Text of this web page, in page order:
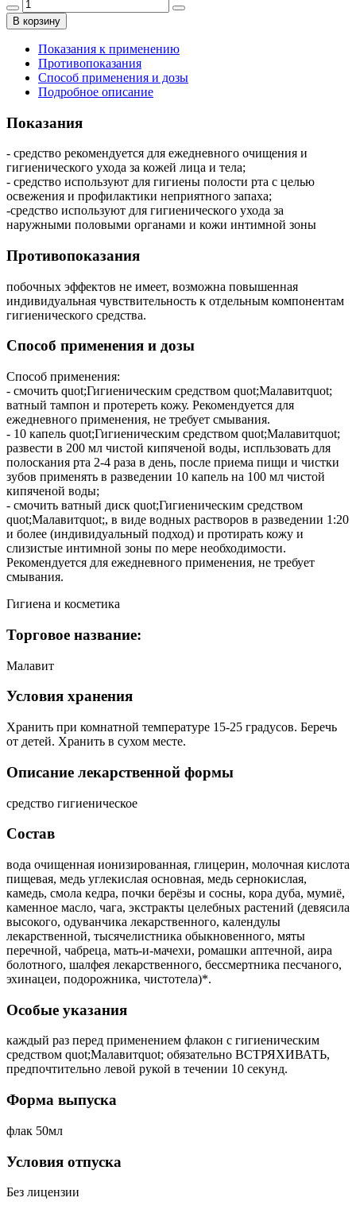
В корзину
Показания к применению
Противопоказания
Способ применения и дозы
Подробное описание
Показания
- средство рекомендуется для ежедневного очищения и
гигиенического ухода за кожей лица и тела;
- средство используют для гигиены полости рта с целью
освежения и профилактики неприятного запаха;
-средство используют для гигиенического ухода за
наружными половыми органами и кожи интимной зоны
Противопоказания
побочных эффектов не имеет, возможна повышенная
индивидуальная чувствительность к отдельным компонентам
гигиенического средства.
Способ применения и дозы
Способ применения:
- смочить quot;Гигиеническим средством quot;Малавитquot;
ватный тампон и протереть кожу. Рекомендуется для
ежедневного применения, не требует смывания.
- 10 капель quot;Гигиеническим средством quot;Малавитquot;
развести в 200 мл чистой кипяченой воды, испльзовать для
полоскания рта 2-4 раза в день, после приема пищи и чистки
зубов применять в разведении 10 капель на 100 мл чистой
кипяченой воды;
- смочить ватный диск quot;Гигиеническим средством
quot;Малавитquot;, в виде водных растворов в разведении 1:20
и более (индивидуальный подход) и протирать кожу и
слизистые интимной зоны по мере необходимости.
Рекомендуется для ежедневного применения, не требует
смывания.
Гигиена и косметика
Торговое название:
Малавит
Условия хранения
Хранить при комнатной температуре 15-25 градусов. Беречь
от детей. Хранить в сухом месте.
Описание лекарственной формы
средство гигиеническое
Состав
вода очищенная ионизированная, глицерин, молочная кислота
пищевая, медь углекислая основная, медь сернокислая,
камедь, смола кедра, почки берёзы и сосны, кора дуба, мумиё,
каменное масло, чага, экстракты целебных растений (девясила
высокого, одуванчика лекарственного, календулы
лекарственной, тысячелистника обыкновенного, мяты
перечной, чабреца, мать-и-мачехи, ромашки аптечной, аира
болотного, шалфея лекарственного, бессмертника песчаного,
эхинацеи, подорожника, чистотела)*.
Особые указания
каждый раз перед применением флакон с гигиеническим
средством quot;Малавитquot; обязательно ВСТРЯХИВАТЬ,
предпочтительно левой рукой в течении 10 секунд.
Форма выпуска
флак 50мл
Условия отпуска
Без лицензии